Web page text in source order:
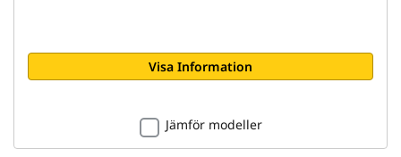
Visa Information
Jämför modeller